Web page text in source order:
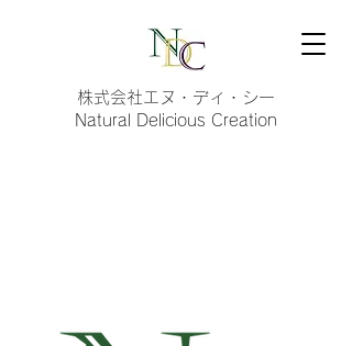
株式会社エヌ・ディ・シー
Natural Delicious Creation